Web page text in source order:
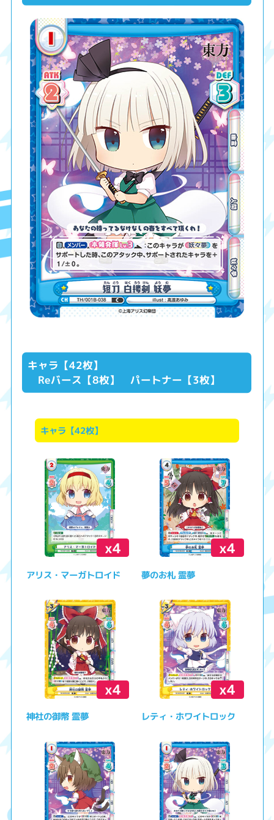
キャラ【42枚】
Reバース【8枚】 パートナー【3枚】
キャラ【42枚】
x4
アリス・マーガトロイド
x4
夢のお札 霊夢
x4
神社の御幣 霊夢
x4
レティ・ホワイトロック